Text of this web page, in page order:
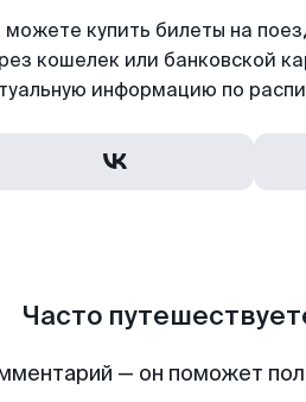
можете купить билеты на
кошелек или банковской
информацию по
Часто
— он поможет